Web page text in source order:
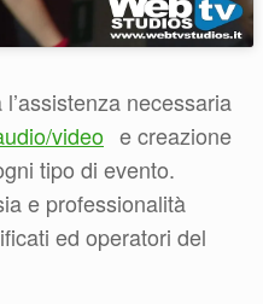
necessaria
video e creazione
tipo di evento.
e professionalità
ed operatori del